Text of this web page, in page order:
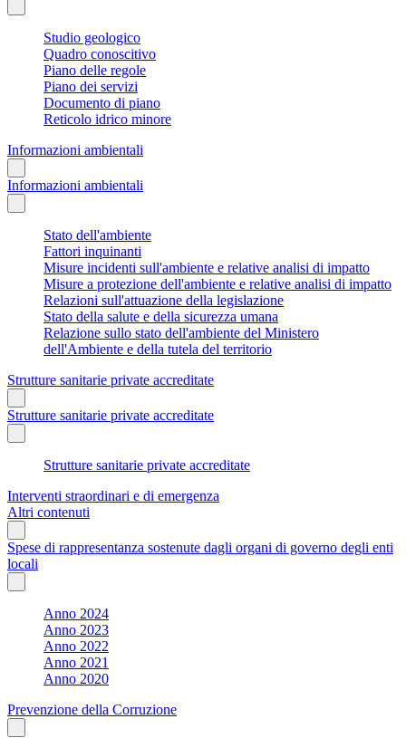
Studio geologico
Quadro conoscitivo
Piano delle regole
Piano dei servizi
Documento di piano
Reticolo idrico minore
Informazioni ambientali
Informazioni ambientali
Stato dell'ambiente
Fattori inquinanti
Misure incidenti sull'ambiente e relative analisi di impatto
Misure a protezione dell'ambiente e relative analisi di impatto
Relazioni sull'attuazione della legislazione
Stato della salute e della sicurezza umana
Relazione sullo stato dell'ambiente del Ministero
dell'Ambiente e della tutela del territorio
Strutture sanitarie private accreditate
Strutture sanitarie private accreditate
Strutture sanitarie private accreditate
Interventi straordinari e di emergenza
Altri contenuti
Spese di rappresentanza sostenute dagli organi di governo degli enti
locali
Anno 2024
Anno 2023
Anno 2022
Anno 2021
Anno 2020
Prevenzione della Corruzione